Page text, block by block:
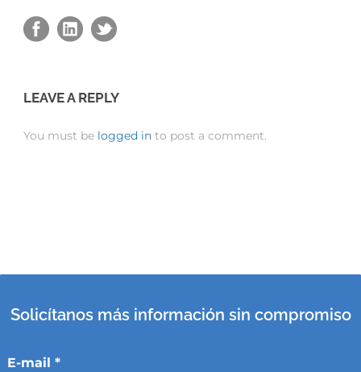
LEAVE A REPLY
You must be logged in to post a comment.
Solicítanos más información sin compromiso
E-mail *